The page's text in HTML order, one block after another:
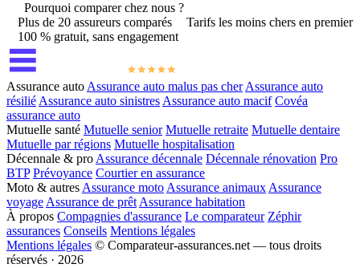
Pourquoi comparer chez nous ?
Plus de 20 assureurs comparés
Tarifs les moins chers en premier
100 % gratuit, sans engagement
Assurance auto Assurance auto malus pas cher Assurance auto
résilié Assurance auto sinistres Assurance auto macif Covéa
assurance auto
Mutuelle santé Mutuelle senior Mutuelle retraite Mutuelle dentaire
Mutuelle par régions Mutuelle hospitalisation
Décennale & pro Assurance décennale Décennale rénovation Pro
BTP Prévoyance Courtier en assurance
Moto & autres Assurance moto Assurance animaux Assurance
voyage Assurance de prêt Assurance habitation
À propos Compagnies d'assurance Le comparateur Zéphir
assurances Conseils Mentions légales
Mentions légales © Comparateur-assurances.net — tous droits
réservés · 2026